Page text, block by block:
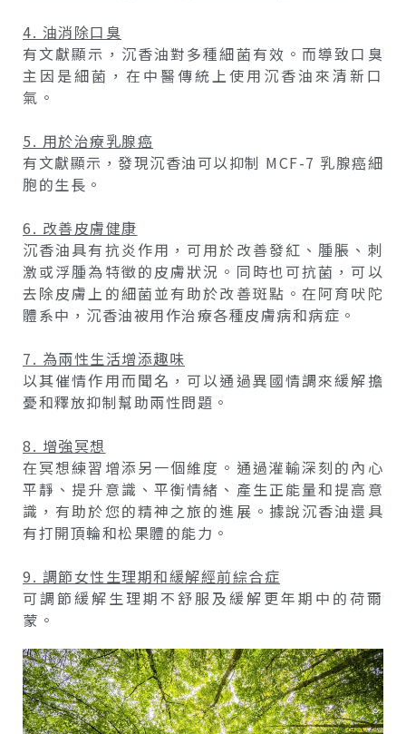
4. 油消除口臭
有文獻顯示，沉香油對多種細菌有效。而導致口臭
主因是細菌，在中醫傳統上使用沉香油來清新口
氣。
5. 用於治療乳腺癌
有文獻顯示，發現沉香油可以抑制 MCF-7 乳腺癌細
胞的生長。
6. 改善皮膚健康
沉香油具有抗炎作用，可用於改善發紅、腫脹、刺
激或浮腫為特徵的皮膚狀況。同時也可抗菌，可以
去除皮膚上的細菌並有助於改善斑點。在阿育吠陀
體系中，沉香油被用作治療各種皮膚病和病症。
7. 為兩性生活增添趣味
以其催情作用而聞名，可以通過異國情調來緩解擔
憂和釋放抑制幫助兩性問題。
8. 增強冥想
在冥想練習增添另一個維度。通過灌輸深刻的內心
平靜、提升意識、平衡情緒、產生正能量和提高意
識，有助於您的精神之旅的進展。據說沉香油還具
有打開頂輪和松果體的能力。
9. 調節女性生理期和緩解經前綜合症
可調節緩解生理期不舒服及緩解更年期中的荷爾
蒙。